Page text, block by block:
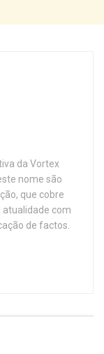
da Vortex
nome são
que cobre
atualidade com
de factos.